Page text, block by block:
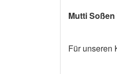
Mutti
Für unseren